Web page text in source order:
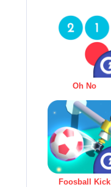
Oh No
Foosball Kick